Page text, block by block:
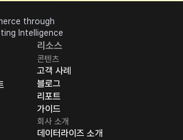
through
Intelligence
리소스
콘텐츠
고객 사례
블로그
리포트
가이드
회사 소개
데이터라이즈 소개